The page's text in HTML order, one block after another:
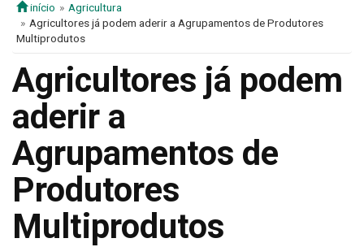
início
Agricultura
Agricultores já podem aderir a Agrupamentos de Produtores
Multiprodutos
Agricultores já podem
aderir a
Agrupamentos de
Produtores
Multiprodutos